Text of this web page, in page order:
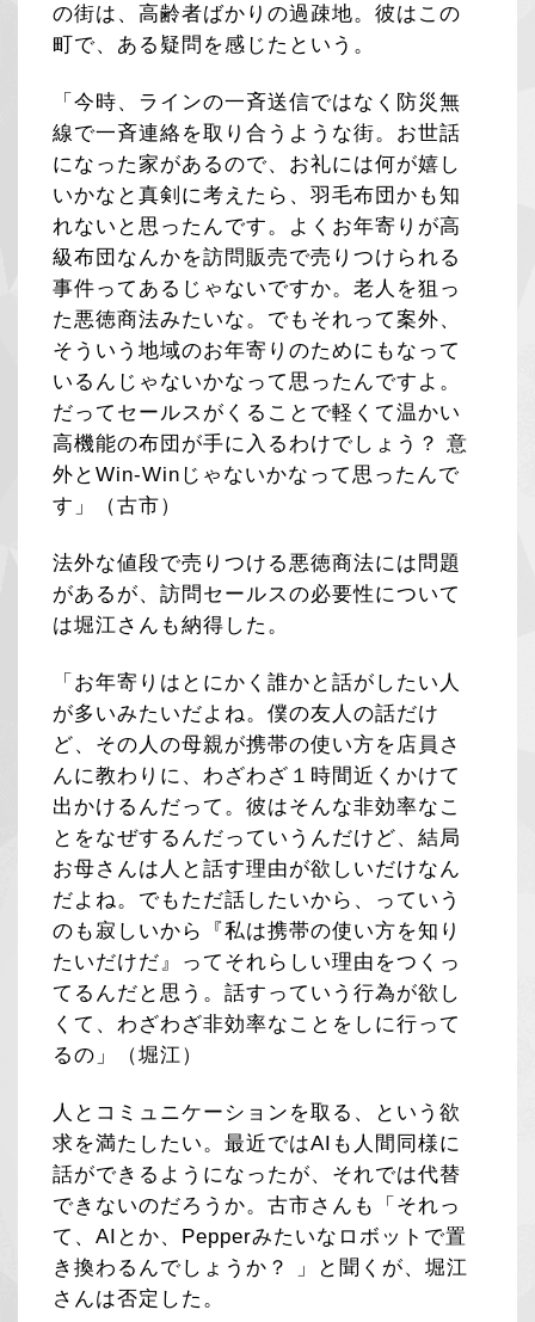
の街は、高齢者ばかりの過疎地。彼はこの
町で、ある疑問を感じたという。
「今時、ラインの一斉送信ではなく防災無
線で一斉連絡を取り合うような街。お世話
になった家があるので、お礼には何が嬉し
いかなと真剣に考えたら、羽毛布団かも知
れないと思ったんです。よくお年寄りが高
級布団なんかを訪問販売で売りつけられる
事件ってあるじゃないですか。老人を狙っ
た悪徳商法みたいな。でもそれって案外、
そういう地域のお年寄りのためにもなって
いるんじゃないかなって思ったんですよ。
だってセールスがくることで軽くて温かい
高機能の布団が手に入るわけでしょう？ 意
外とWin-Winじゃないかなって思ったんで
す」（古市）
法外な値段で売りつける悪徳商法には問題
があるが、訪問セールスの必要性について
は堀江さんも納得した。
「お年寄りはとにかく誰かと話がしたい人
が多いみたいだよね。僕の友人の話だけ
ど、その人の母親が携帯の使い方を店員さ
んに教わりに、わざわざ１時間近くかけて
出かけるんだって。彼はそんな非効率なこ
とをなぜするんだっていうんだけど、結局
お母さんは人と話す理由が欲しいだけなん
だよね。でもただ話したいから、っていう
のも寂しいから『私は携帯の使い方を知り
たいだけだ』ってそれらしい理由をつくっ
てるんだと思う。話すっていう行為が欲し
くて、わざわざ非効率なことをしに行って
るの」（堀江）
人とコミュニケーションを取る、という欲
求を満たしたい。最近ではAIも人間同様に
話ができるようになったが、それでは代替
できないのだろうか。古市さんも「それっ
て、AIとか、Pepperみたいなロボットで置
き換わるんでしょうか？ 」と聞くが、堀江
さんは否定した。